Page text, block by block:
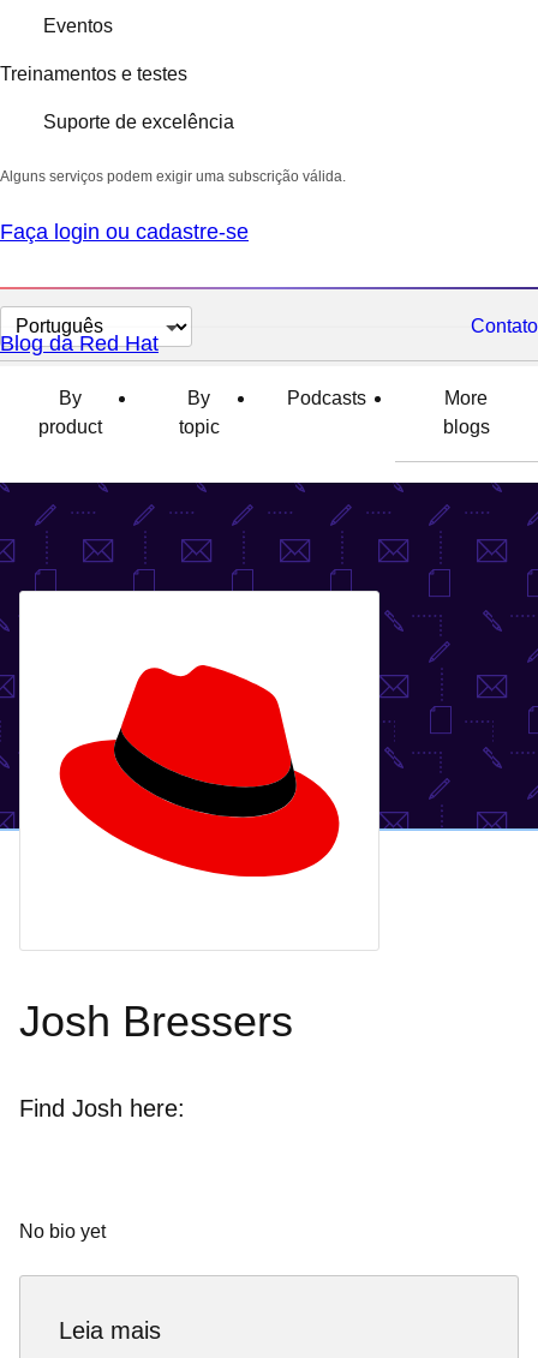
Eventos
Treinamentos e testes
Suporte de excelência
Alguns serviços podem exigir uma subscrição válida.
Faça login ou cadastre-se
Selecionar
idioma
Contato
Blog da Red Hat
By
product
By
topic
Podcasts
More
blogs
Josh Bressers
Find Josh here:
No bio yet
Leia mais